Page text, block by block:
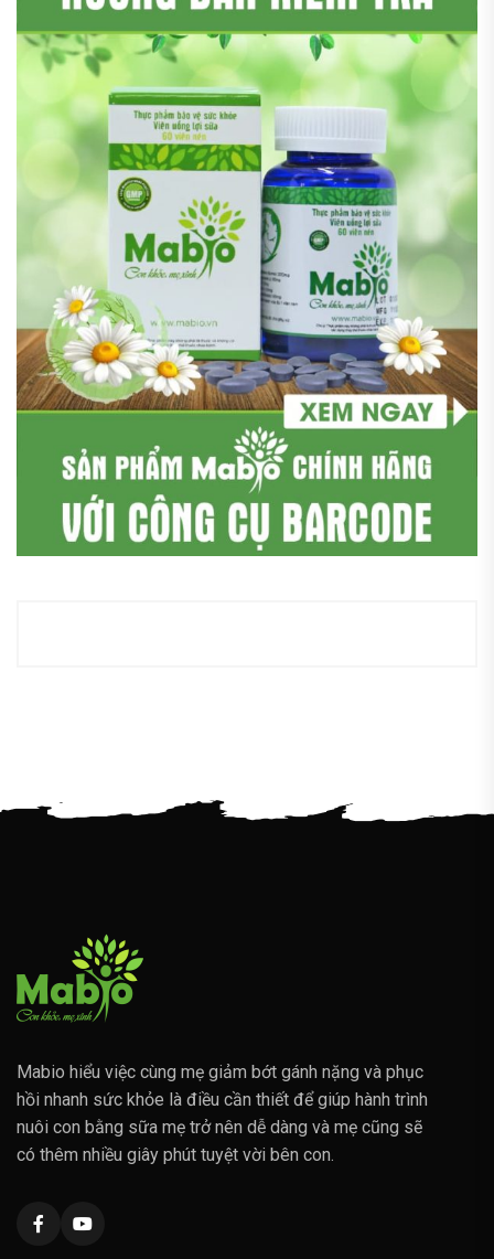
Mabio hiểu việc cùng mẹ giảm bớt gánh nặng và phục
hồi nhanh sức khỏe là điều cần thiết để giúp hành trình
nuôi con bằng sữa mẹ trở nên dễ dàng và mẹ cũng sẽ
có thêm nhiều giây phút tuyệt vời bên con.